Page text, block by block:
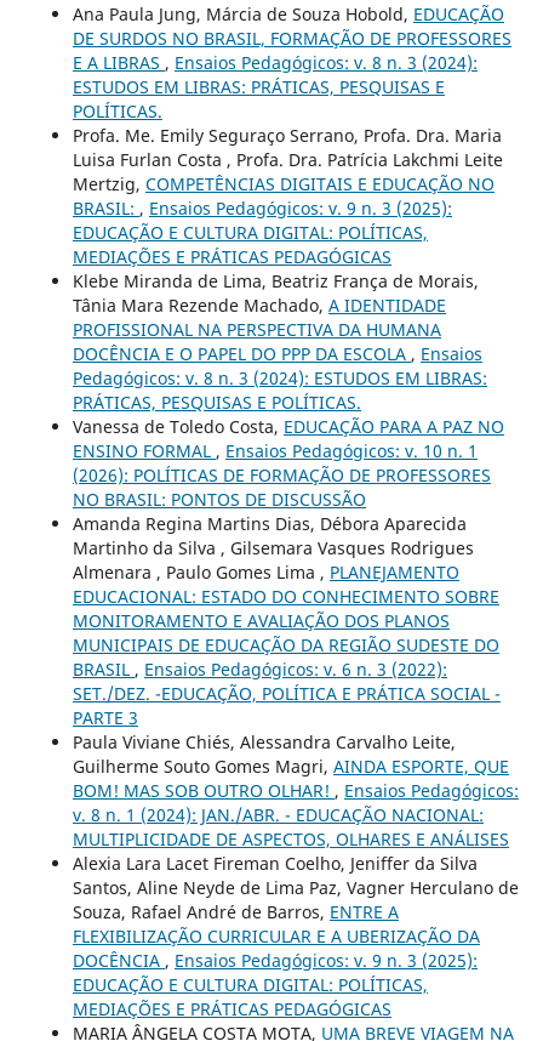
Ana Paula Jung, Márcia de Souza Hobold, EDUCAÇÃO
DE SURDOS NO BRASIL, FORMAÇÃO DE PROFESSORES
E A LIBRAS , Ensaios Pedagógicos: v. 8 n. 3 (2024):
ESTUDOS EM LIBRAS: PRÁTICAS, PESQUISAS E
POLÍTICAS.
Profa. Me. Emily Seguraço Serrano, Profa. Dra. Maria
Luisa Furlan Costa , Profa. Dra. Patrícia Lakchmi Leite
Mertzig, COMPETÊNCIAS DIGITAIS E EDUCAÇÃO NO
BRASIL: , Ensaios Pedagógicos: v. 9 n. 3 (2025):
EDUCAÇÃO E CULTURA DIGITAL: POLÍTICAS,
MEDIAÇÕES E PRÁTICAS PEDAGÓGICAS
Klebe Miranda de Lima, Beatriz França de Morais,
Tânia Mara Rezende Machado, A IDENTIDADE
PROFISSIONAL NA PERSPECTIVA DA HUMANA
DOCÊNCIA E O PAPEL DO PPP DA ESCOLA , Ensaios
Pedagógicos: v. 8 n. 3 (2024): ESTUDOS EM LIBRAS:
PRÁTICAS, PESQUISAS E POLÍTICAS.
Vanessa de Toledo Costa, EDUCAÇÃO PARA A PAZ NO
ENSINO FORMAL , Ensaios Pedagógicos: v. 10 n. 1
(2026): POLÍTICAS DE FORMAÇÃO DE PROFESSORES
NO BRASIL: PONTOS DE DISCUSSÃO
Amanda Regina Martins Dias, Débora Aparecida
Martinho da Silva , Gilsemara Vasques Rodrigues
Almenara , Paulo Gomes Lima , PLANEJAMENTO
EDUCACIONAL: ESTADO DO CONHECIMENTO SOBRE
MONITORAMENTO E AVALIAÇÃO DOS PLANOS
MUNICIPAIS DE EDUCAÇÃO DA REGIÃO SUDESTE DO
BRASIL , Ensaios Pedagógicos: v. 6 n. 3 (2022):
SET./DEZ. -EDUCAÇÃO, POLÍTICA E PRÁTICA SOCIAL -
PARTE 3
Paula Viviane Chiés, Alessandra Carvalho Leite,
Guilherme Souto Gomes Magri, AINDA ESPORTE, QUE
BOM! MAS SOB OUTRO OLHAR! , Ensaios Pedagógicos:
v. 8 n. 1 (2024): JAN./ABR. - EDUCAÇÃO NACIONAL:
MULTIPLICIDADE DE ASPECTOS, OLHARES E ANÁLISES
Alexia Lara Lacet Fireman Coelho, Jeniffer da Silva
Santos, Aline Neyde de Lima Paz, Vagner Herculano de
Souza, Rafael André de Barros, ENTRE A
FLEXIBILIZAÇÃO CURRICULAR E A UBERIZAÇÃO DA
DOCÊNCIA , Ensaios Pedagógicos: v. 9 n. 3 (2025):
EDUCAÇÃO E CULTURA DIGITAL: POLÍTICAS,
MEDIAÇÕES E PRÁTICAS PEDAGÓGICAS
MARIA ÂNGELA COSTA MOTA, UMA BREVE VIAGEM NA